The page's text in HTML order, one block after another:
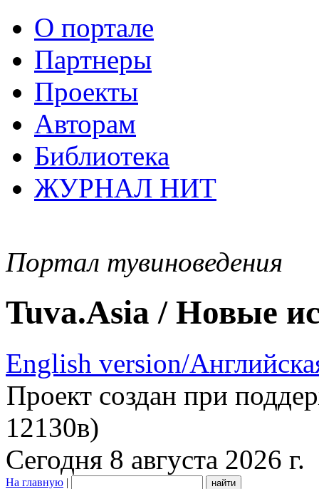
О портале
Партнеры
Проекты
Авторам
Библиотека
ЖУРНАЛ НИТ
Портал тувиноведения
Tuva.Asia / Новые
English version/
Проект создан при
12130в)
Сегодня 8 августа 2026 г.
На главную |